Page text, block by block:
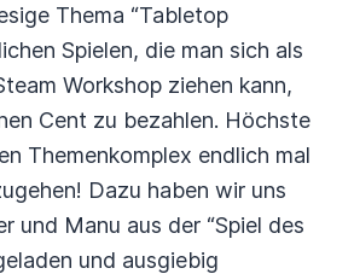
Thema “Tabletop
Spielen, die man sich als
Workshop ziehen kann,
Cent zu bezahlen. Höchste
Themenkomplex endlich mal
Dazu haben wir uns
und Manu aus der “Spiel des
und ausgiebig